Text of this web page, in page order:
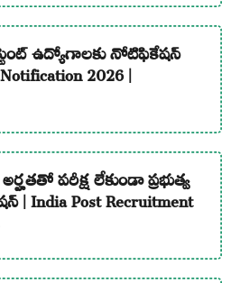
ఉద్యోగాలకు నోటిఫికేషన్
2026 |
పరీక్ష లేకుండా ప్రభుత్వ
India Post Recruitment